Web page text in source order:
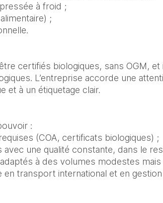
à froid ;
;
certifiés biologiques, sans OGM,
L’entreprise accorde une
et à un étiquetage clair.
:
(COA, certificats biologiques) ;
une qualité constante, dans le
à des volumes modestes mais
en transport international et en